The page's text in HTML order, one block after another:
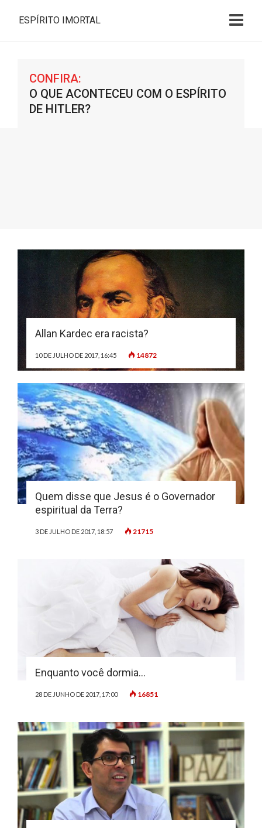
ESPÍRITO IMORTAL
CONFIRA:
O QUE ACONTECEU COM O ESPÍRITO
DE HITLER?
Allan Kardec era racista?
10 DE JULHO DE 2017, 16:45 14872
Quem disse que Jesus é o Governador
espiritual da Terra?
3 DE JULHO DE 2017, 18:57 21715
Enquanto você dormia…
28 DE JUNHO DE 2017, 17:00 16851